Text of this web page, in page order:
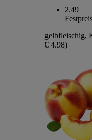
2.49
gelbfleischig,
€ 4.98)